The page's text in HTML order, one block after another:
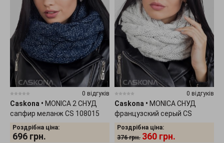
0 відгуків
Caskona • MONICA 2 СНУД
сапфир меланж CS 108015
Роздрібна ціна:
696 грн.
0 відгуків
Caskona • MONICA СНУД
французский серый CS
107920
Роздрібна ціна:
376 грн. 360 грн.